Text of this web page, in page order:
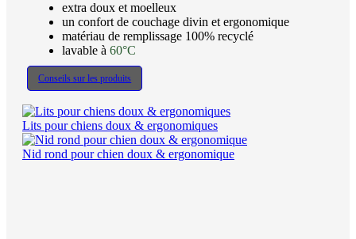
extra doux et moelleux
un confort de couchage divin et ergonomique
matériau de remplissage 100% recyclé
lavable à 60°C
Conseils sur les produits
Lits pour chiens doux & ergonomiques
Nid rond pour chien doux & ergonomique